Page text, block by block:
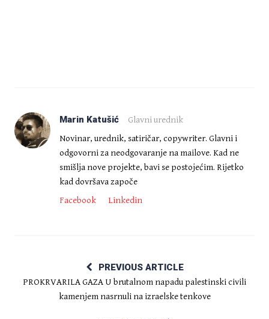
Marin Katušić
Glavni urednik
Novinar, urednik, satiričar, copywriter. Glavni i
odgovorni za neodgovaranje na mailove. Kad ne
smišlja nove projekte, bavi se postojećim. Rijetko
kad dovršava započe
Facebook
Linkedin
PREVIOUS ARTICLE
PROKRVARILA GAZA U brutalnom napadu palestinski civili
kamenjem nasrnuli na izraelske tenkove